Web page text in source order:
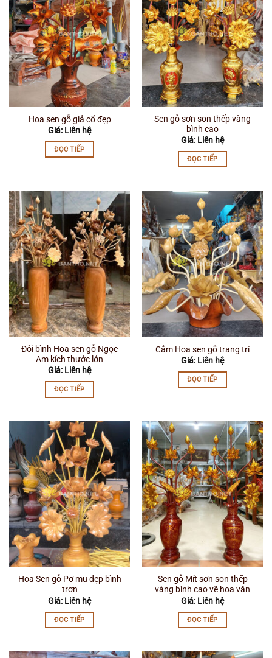
Hoa sen gỗ giả cổ đẹp
Giá: Liên hệ
ĐỌC TIẾP
Sen gỗ sơn son thếp vàng
bình cao
Giá: Liên hệ
ĐỌC TIẾP
Đôi bình Hoa sen gỗ Ngọc
Am kích thước lớn
Giá: Liên hệ
ĐỌC TIẾP
Cắm Hoa sen gỗ trang trí
Giá: Liên hệ
ĐỌC TIẾP
Hoa Sen gỗ Pơ mu đẹp bình
trơn
Giá: Liên hệ
ĐỌC TIẾP
Sen gỗ Mít sơn son thếp
vàng bình cao vẽ hoa văn
Giá: Liên hệ
ĐỌC TIẾP